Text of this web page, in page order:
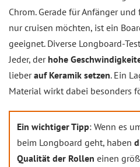
Chrom. Gerade für Anfänger
nur cruisen möchten, ist ein
geeignet. Diverse Longboard-
Jeder, der hohe
lieberauf Keramik setzen. Ein
Material wirkt dabei besonders
Ein wichtiger Tipp: Wenn es
beim Longboard geht, haben
Qualität der Rollen einen